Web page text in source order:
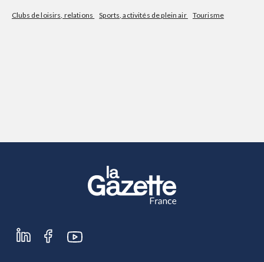
Clubs de loisirs, relations Sports, activités de plein air Tourisme